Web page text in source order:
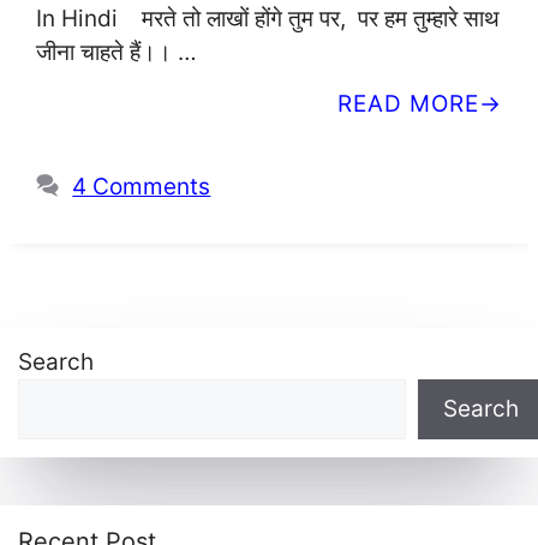
In Hindi मरते तो लाखों होंगे तुम पर, पर हम तुम्हारे साथ
जीना चाहते हैं।। …
READ MORE
4 Comments
Search
Search